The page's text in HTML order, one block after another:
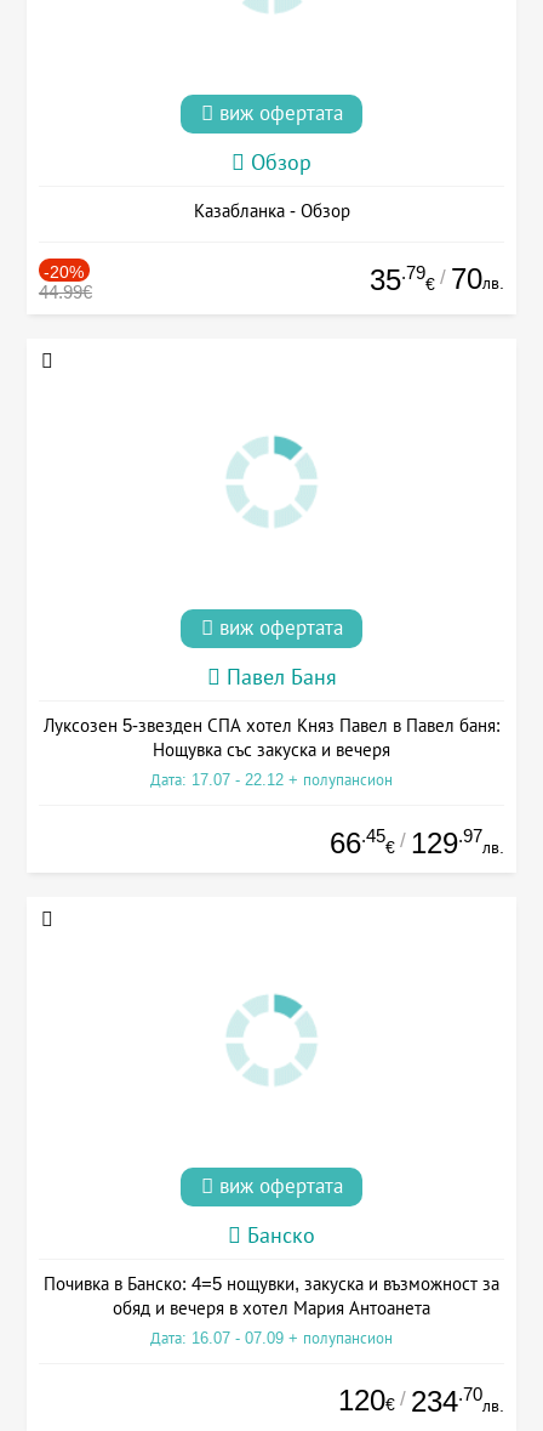
виж офертата
Обзор
Казабланка - Обзор
-20%
44.99€ 35.79
€ / 70лв.
виж офертата
Павел Баня
Луксозен 5-звезден СПА хотел Княз Павел в Павел баня:
Нощувка със закуска и вечеря
Дата: 17.07 - 22.12 + полупансион
66.45
€ / 129.97
лв.
виж офертата
Банско
Почивка в Банско: 4=5 нощувки, закуска и възможност за
обяд и вечеря в хотел Мария Антоанета
Дата: 16.07 - 07.09 + полупансион
120€ / 234.70
лв.